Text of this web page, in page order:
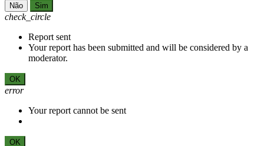
Não Sim
check_circle
Report sent
Your report has been submitted and will be considered by a
moderator.
OK
error
Your report cannot be sent
OK